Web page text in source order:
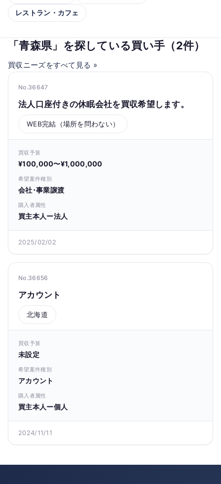
レストラン・カフェ
「青森県」を探している買い手（2件）
買収ニーズをすべて見る »
No.36647
法人口座付きの休眠会社を買収希望します。
WEB完結（場所を問わない）
買収予算
¥100,000〜¥1,000,000
希望案件種別
会社･事業譲渡
購入者属性
買主本人ー法人
2025/02/02
No.36656
アカウント
北海道
買収予算
未設定
希望案件種別
アカウント
購入者属性
買主本人ー個人
2024/11/11